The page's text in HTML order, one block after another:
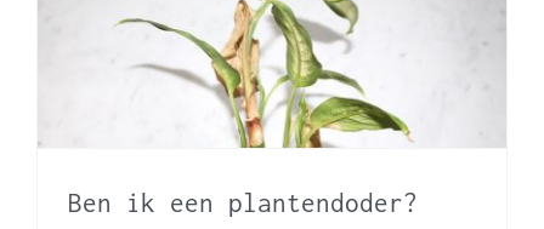
Ben ik een plantendoder?